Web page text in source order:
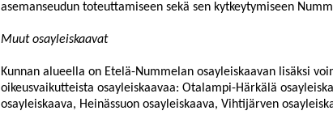
asemanseudun toteuttamiseen sekä sen kytkeytymiseen
Muut osayleiskaavat
Kunnan alueella on Etelä-Nummelan osayleiskaavan lisäksi
oikeusvaikutteista osayleiskaavaa: Otalampi-Härkälä
osayleiskaava, Heinässuon osayleiskaava, Vihtijärven